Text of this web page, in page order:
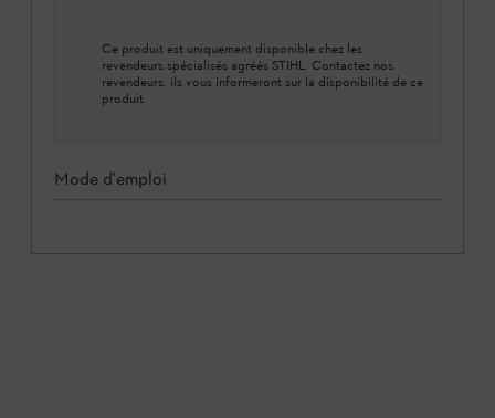
Ce produit est uniquement disponible chez les
revendeurs spécialisés agréés STIHL. Contactez nos
revendeurs, ils vous informeront sur la disponibilité de ce
produit.
Mode d'emploi